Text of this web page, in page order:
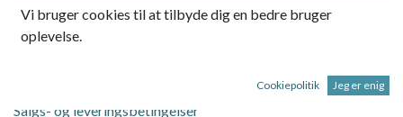
Salgs- og leveringsbetingelser
Vi bruger cookies til at tilbyde dig en bedre bruger
oplevelse.
Cookiepolitik Jeg er enig